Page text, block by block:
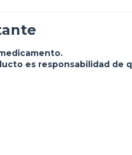
es responsabilidad de